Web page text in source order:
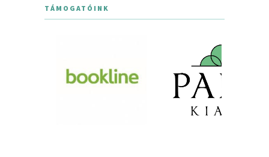
TÁMOGATÓINK